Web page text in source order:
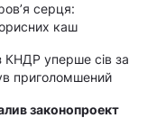
серця:
каш
КНДР уперше сів за
приголомшений
законопроект